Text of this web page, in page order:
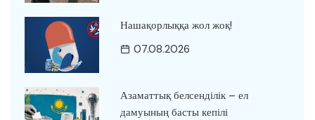
Нашақорлыққа жол жоқ!
07.08.2026
Азаматтық белсенділік – ел
дамуының басты кепілі